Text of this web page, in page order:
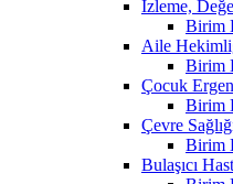
İzleme,
Birim
Aile
Birim
Çocuk
Birim
Çevre
Birim
Bulaşıcı